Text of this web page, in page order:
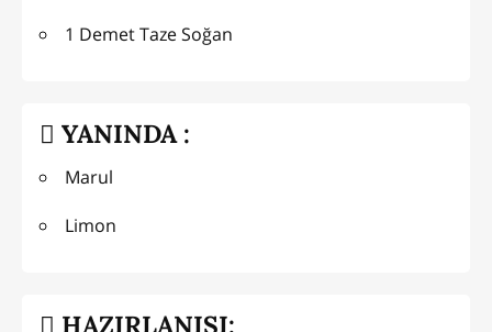
1 Demet Taze Soğan
YANINDA :
Marul
Limon
HAZIRLANIŞI: